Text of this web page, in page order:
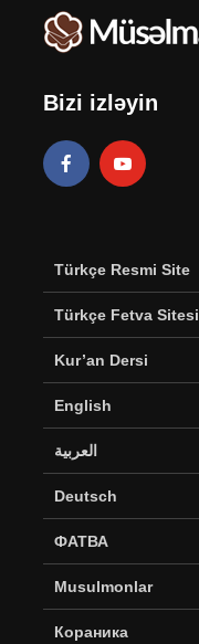
Bizi izləyin
Türkçe Resmi Site
Türkçe Fetva Sitesi
Kur’an Dersi
English
العربية
Deutsch
ФАТВА
Musulmonlar
Кораника